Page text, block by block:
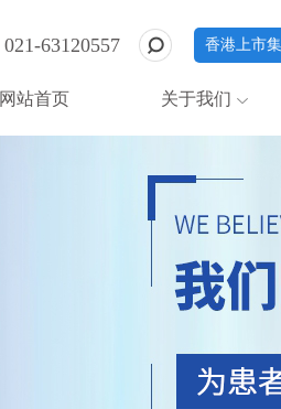
021-63120557 香港上市
网站首页 关于我们